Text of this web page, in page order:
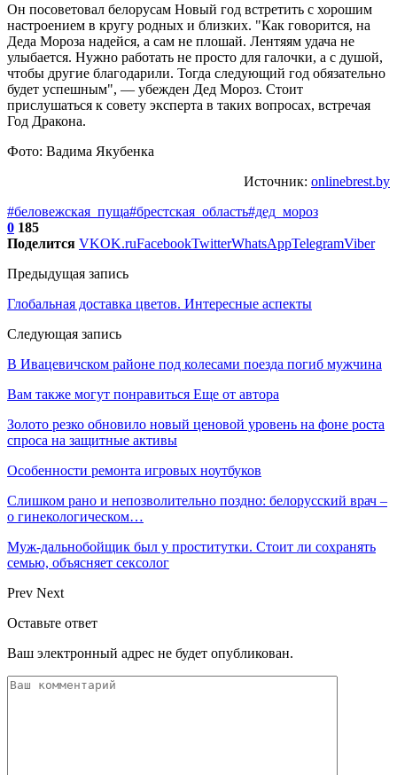
Он посоветовал белорусам Новый год встретить с хорошим
настроением в кругу родных и близких. "Как говорится, на
Деда Мороза надейся, а сам не плошай. Лентяям удача не
улыбается. Нужно работать не просто для галочки, а с душой,
чтобы другие благодарили. Тогда следующий год обязательно
будет успешным", — убежден Дед Мороз. Стоит
прислушаться к совету эксперта в таких вопросах, встречая
Год Дракона.
Фото: Вадима Якубенка
Источник: onlinebrest.by
#беловежская_пуща#брестская_область#дед_мороз
0 185
Поделится VKOK.ruFacebookTwitterWhatsAppTelegramViber
Предыдущая запись
Глобальная доставка цветов. Интересные аспекты
Следующая запись
В Ивацевичском районе под колесами поезда погиб мужчина
Вам также могут понравиться Еще от автора
Золото резко обновило новый ценовой уровень на фоне роста
спроса на защитные активы
Особенности ремонта игровых ноутбуков
Слишком рано и непозволительно поздно: белорусский врач –
о гинекологическом…
Муж-дальнобойщик был у проститутки. Стоит ли сохранять
семью, объясняет сексолог
Prev Next
Оставьте ответ
Ваш электронный адрес не будет опубликован.